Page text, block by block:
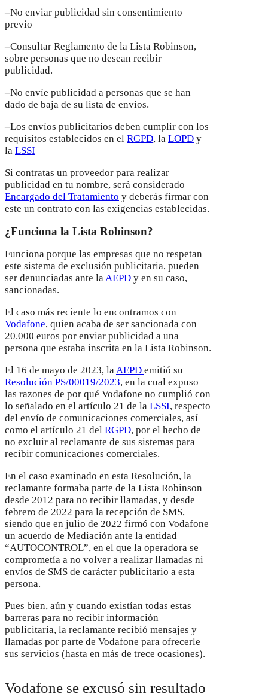
–No enviar publicidad sin consentimiento
previo
–Consultar Reglamento de la Lista Robinson,
sobre personas que no desean recibir
publicidad.
–No envíe publicidad a personas que se han
dado de baja de su lista de envíos.
–Los envíos publicitarios deben cumplir con los
requisitos establecidos en el RGPD, la LOPD y
la LSSI
Si contratas un proveedor para realizar
publicidad en tu nombre, será considerado
Encargado del Tratamiento y deberás firmar con
este un contrato con las exigencias establecidas.
¿Funciona la Lista Robinson?
Funciona porque las empresas que no respetan
este sistema de exclusión publicitaria, pueden
ser denunciadas ante laAEPD y en su caso,
sancionadas.
El caso más reciente lo encontramos con
Vodafone, quien acaba de ser sancionada con
20.000 euros por enviar publicidad a una
persona que estaba inscrita en la Lista Robinson.
El 16 de mayo de 2023, laAEPD emitió su
Resolución PS/00019/2023, en la cual expuso
las razones de por qué Vodafone no cumplió con
lo señalado en el artículo 21 de la LSSI, respecto
del envío de comunicaciones comerciales, así
como el artículo 21 del RGPD, por el hecho de
no excluir al reclamante de sus sistemas para
recibir comunicaciones comerciales.
En el caso examinado en esta Resolución, la
reclamante formaba parte de la Lista Robinson
desde 2012 para no recibir llamadas, y desde
febrero de 2022 para la recepción de SMS,
siendo que en julio de 2022 firmó con Vodafone
un acuerdo de Mediación ante la entidad
“AUTOCONTROL”, en el que la operadora se
comprometía a no volver a realizar llamadas ni
envíos de SMS de carácter publicitario a esta
persona.
Pues bien, aún y cuando existían todas estas
barreras para no recibir información
publicitaria, la reclamante recibió mensajes y
llamadas por parte de Vodafone para ofrecerle
sus servicios (hasta en más de trece ocasiones).
Vodafone se excusó sin resultado